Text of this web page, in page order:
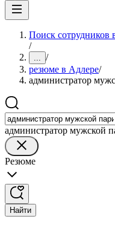
Поиск сотрудников
/
... /
резюме в Адлере/
администратор
администратор мужской
Резюме
Найти